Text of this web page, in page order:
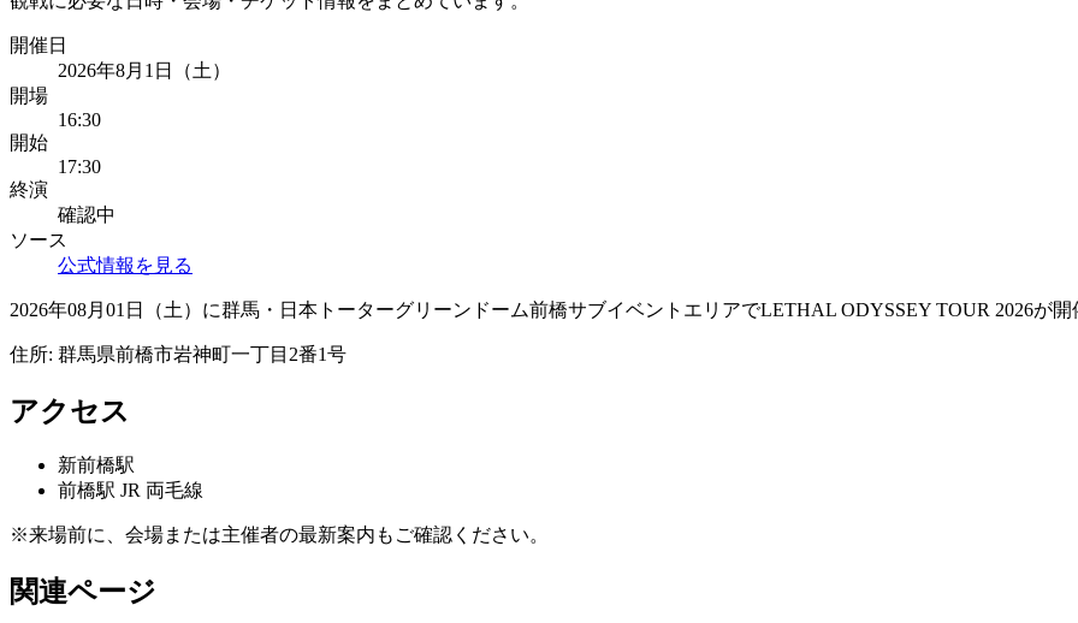
開催日
2026年8月1日（土）
開場
16:30
開始
17:30
終演
確認中
ソース
公式情報を見る
2026年08月01日（土）に群馬・日本トーターグリーンドーム前橋サブイベントエリアでLETHAL ODYSSEY TOUR 2026が
住所: 群馬県前橋市岩神町一丁目2番1号
アクセス
新前橋駅
前橋駅 JR 両毛線
※来場前に、会場または主催者の最新案内もご確認ください。
関連ページ